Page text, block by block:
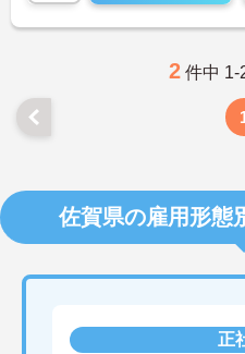
2 件中 1-
佐賀県の雇用形態
正